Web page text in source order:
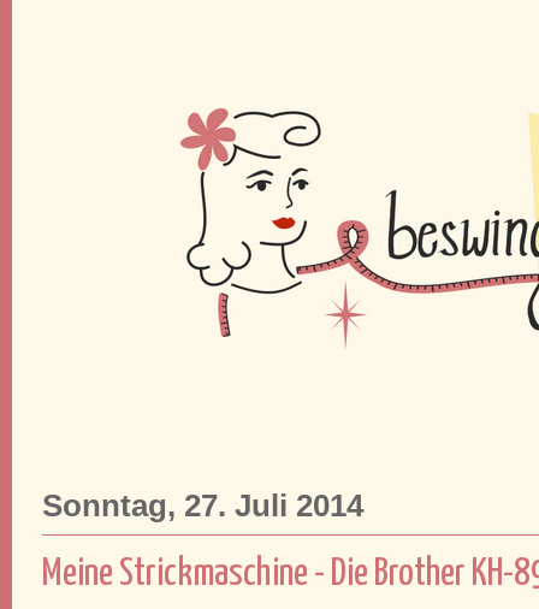
Sonntag, 27. Juli 2014
Meine Strickmaschine - Die Brother KH-